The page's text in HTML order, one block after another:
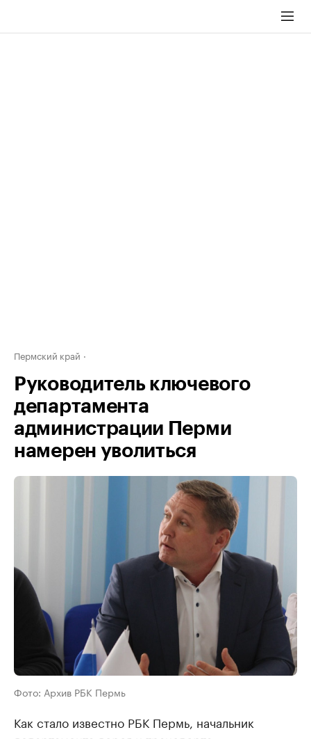
Пермский край
Руководитель ключевого
департамента
администрации Перми
намерен уволиться
Фото: Архив РБК Пермь
Как стало известно РБК Пермь, начальник